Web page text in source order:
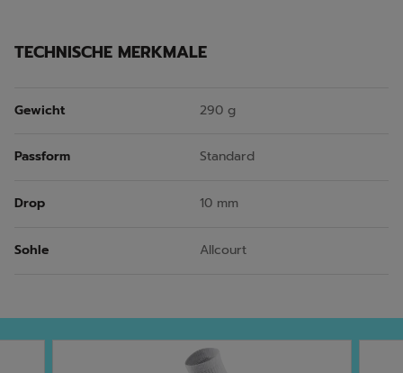
TECHNISCHE MERKMALE
Gewicht 290 g
Passform Standard
Drop 10 mm
Sohle Allcourt